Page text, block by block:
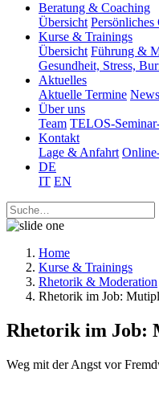
Beratung & Coaching
Übersicht Persönliches
Kurse & Trainings
Übersicht Führung &
Gesundheit, Stress,
Aktuelles
Aktuelle Termine
Über uns
Team TELOS-
Kontakt
Lage & Anfahrt
DE
IT EN
Home
Kurse & Trainings
Rhetorik & Moderation
Rhetorik im Job:
Rhetorik im Job:
Weg mit der Angst vor